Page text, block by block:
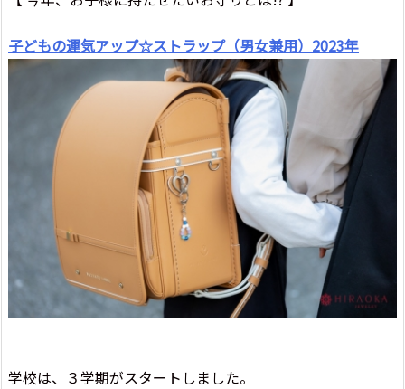
子どもの運気アップ☆ストラップ（男女兼用）2023年
学校は、３学期がスタートしました。